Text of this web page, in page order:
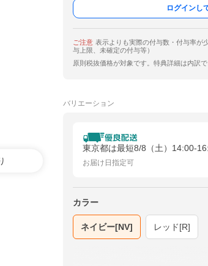
ログインし
ご注意 表示よりも実際の付与数・付与率が
与上限、未確定の付与等）
原則税抜価格が対象です。特典詳細は内訳で
バリエーション
東京都は最短8/8（土）14:00-
お届け日指定可
カラー
ネイビー[NV] レッド[R]